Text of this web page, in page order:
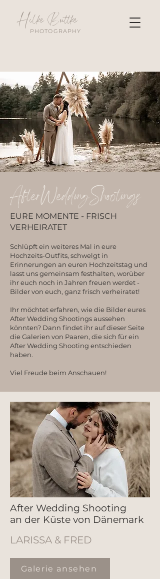
Hilke Buttke
PHOTOGRAPHY
AfterWeddingShootings
EURE MOMENTE - FRISCH
VERHEIRATET
Schlüpft ein weiteres Mal in eure
Hochzeits-Outfits, schwelgt in
Erinnerungen an euren Hochzeitstag und
lasst uns gemeinsam festhalten, worüber
ihr euch noch in Jahren freuen werdet -
Bilder von euch, ganz frisch verheiratet!
Ihr möchtet erfahren, wie die Bilder eures
After Wedding Shootings aussehen
könnten? Dann findet ihr auf dieser Seite
die Galerien von Paaren, die sich für ein
After Wedding Shooting entschieden
haben.
Viel Freude beim Anschauen!
After Wedding Shooting
an der Küste von Dänemark
LARISSA & FRED
Galerie ansehen